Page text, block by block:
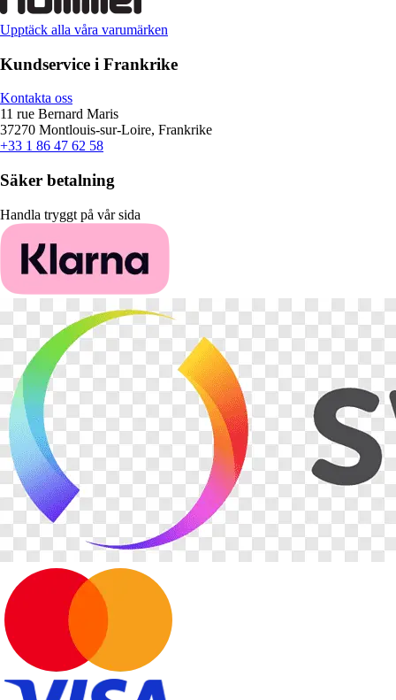
Upptäck alla våra varumärken
Kundservice i Frankrike
Kontakta oss
11 rue Bernard Maris
37270 Montlouis-sur-Loire, Frankrike
+33 1 86 47 62 58
Säker betalning
Handla tryggt på vår sida